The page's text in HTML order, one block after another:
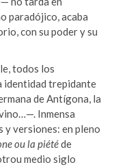
paradójico, acaba
con su poder y su
todos los
identidad trepidante
de Antígona, la
Inmensa
y versiones: en pleno
ou la piétéde
medio siglo